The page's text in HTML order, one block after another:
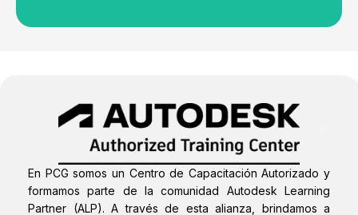
Como ATC, ofrecemos programas de capacitación
oficiales y personalizados
Ver mas
En PCG somos un Centro de Capacitación Autorizado y
formamos parte de la comunidad Autodesk Learning
Partner (ALP). A través de esta alianza, brindamos a